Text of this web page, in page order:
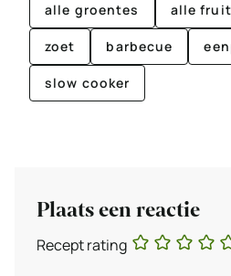
alle groentes alle
zoet barbecue
slow cooker
Plaats een reactie
Recept rating